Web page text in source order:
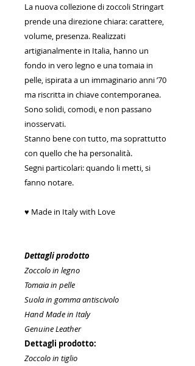
La nuova collezione di zoccoli Stringart
prende una direzione chiara: carattere,
volume, presenza. Realizzati
artigianalmente in Italia, hanno un
fondo in vero legno e una tomaia in
pelle, ispirata a un immaginario anni ’70
ma riscritta in chiave contemporanea.
Sono solidi, comodi, e non passano
inosservati.
Stanno bene con tutto, ma soprattutto
con quello che ha personalità.
Segni particolari: quando li metti, si
fanno notare.
♥ Made in Italy with Love
Dettagli prodotto
Zoccolo in legno
Tomaia in pelle
Suola in gomma antiscivolo
Hand Made in Italy
Genuine Leather
Dettagli prodotto:
Zoccolo in tiglio